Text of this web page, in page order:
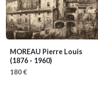
MOREAU Pierre Louis
(1876 - 1960)
180 €